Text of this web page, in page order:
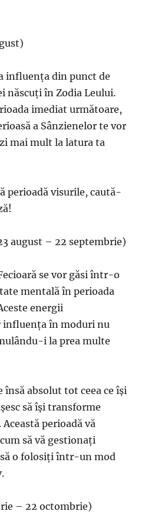
influența din punct de
născuți în Zodia Leului.
imediat următoare,
a Sânzienelor te vor
mai mult la latura ta
perioadă visurile, caută-
august – 22 septembrie)
se vor găsi într-o
mentală în perioada
energii
în moduri nu
i la prea multe
absolut tot ceea ce își
să își transforme
perioadă vă
să vă gestionați
o folosiți într-un mod
– 22 octombrie)